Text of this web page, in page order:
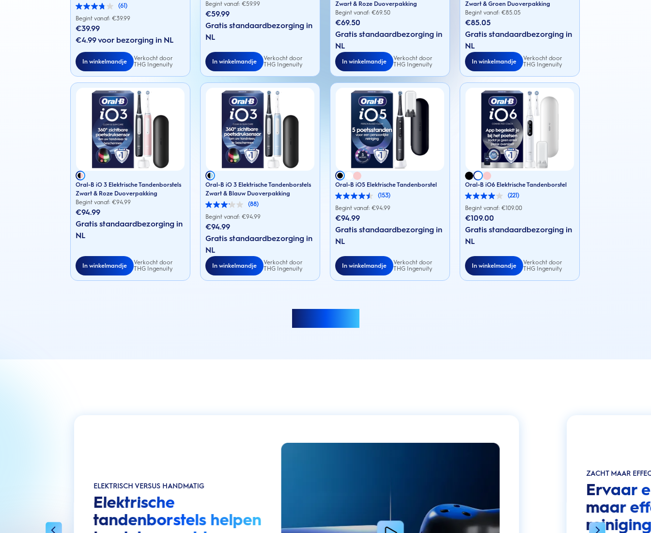
(61)
3.8
van
5
sterren.
beoordelingen
Begint vanaf: €39.99
€39.99
€4.99 voor bezorging in NL
In winkelmandje
Verkocht door
THG Ingenuity
Begint vanaf: €59.99
€59.99
Gratis standaardbezorging in
NL
In winkelmandje
Verkocht door
THG Ingenuity
Zwart & Roze Duoverpakking
Begint vanaf: €69.50
€69.50
Gratis standaardbezorging in
NL
In winkelmandje
Verkocht door
THG Ingenuity
Zwart & Groen Duoverpakking
Begint vanaf: €85.05
€85.05
Gratis standaardbezorging in
NL
In winkelmandje
Verkocht door
THG Ingenuity
Oral-B iO 3 Elektrische Tandenborstels
Zwart & Roze Duoverpakking
Begint vanaf: €94.99
€94.99
Gratis standaardbezorging in
NL
In winkelmandje
Verkocht door
THG Ingenuity
Oral-B iO 3 Elektrische Tandenborstels
Zwart & Blauw Duoverpakking
(88)
3.1
van
5
sterren.
beoordelingen
Begint vanaf: €94.99
€94.99
Gratis standaardbezorging in
NL
In winkelmandje
Verkocht door
THG Ingenuity
Oral-B iO5 Elektrische Tandenborstel
(153)
4.5
van
5
sterren.
beoordelingen
Begint vanaf: €94.99
€94.99
Gratis standaardbezorging in
NL
In winkelmandje
Verkocht door
THG Ingenuity
Oral-B iO6 Elektrische Tandenborstel
(221)
4.0
van
5
sterren.
beoordelingen
Begint vanaf: €109.00
€109.00
Gratis standaardbezorging in
NL
In winkelmandje
Verkocht door
THG Ingenuity
ELEKTRISCH VERSUS HANDMATIG
Elektrische
tandenborstels helpen
ZACHT MAAR
Ervaar
maar